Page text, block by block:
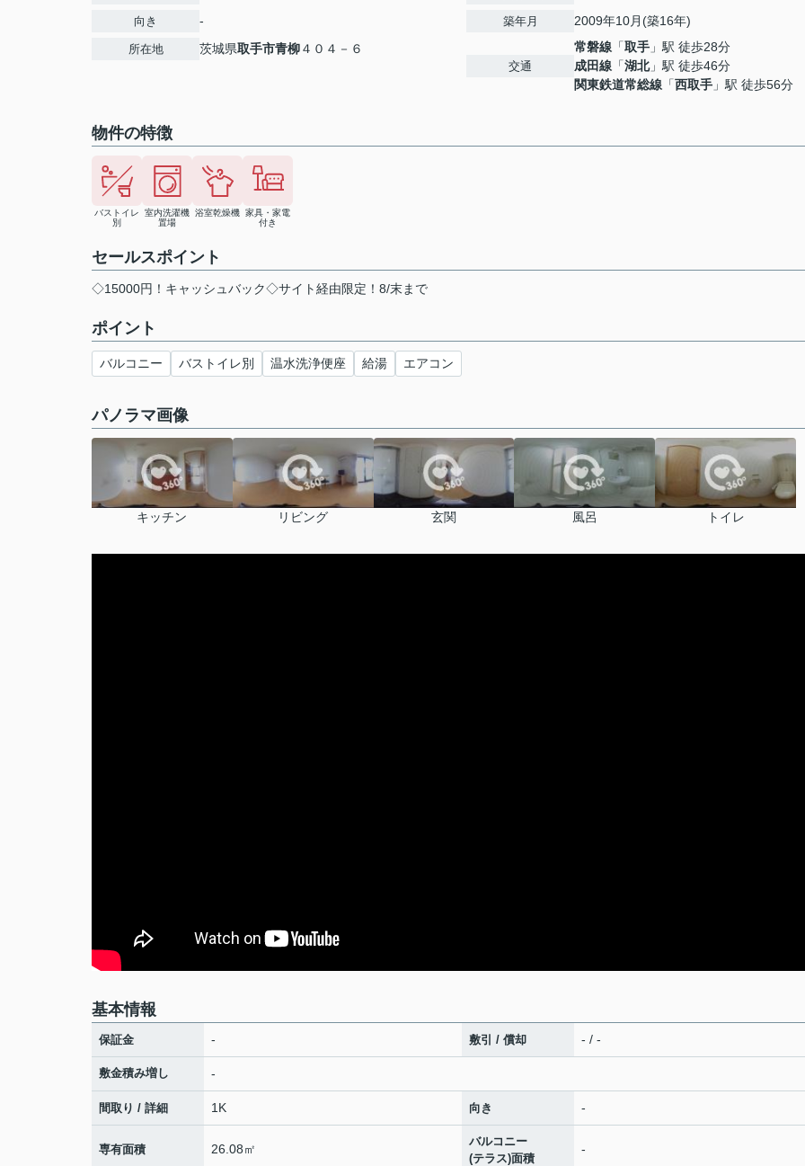
向き -
所在地 茨城県取手市青柳４０４－６
築年月 2009年10月(築16年)
交通
常磐線 「取手 」駅 徒歩28分
成田線 「湖北」駅 徒歩46分
関東鉄道常総線 「西取手 」駅 徒歩56分
物件の特徴
バストイレ
別
室内洗濯機
置場
浴室乾燥機 家具・家電
付き
セールスポイント
◇15000円！キャッシュバック◇サイト経由限定！8/末まで
ポイント
バルコニー バストイレ別 温水洗浄便座 給湯 エアコン
パノラマ画像
キッチン リビング 玄関 風呂 トイレ
基本情報
保証金 - 敷引 / 償却 - / -
敷金積み増し -
間取り / 詳細 1K 向き -
専有面積 26.08㎡
バルコニー
(テラス)面積
-